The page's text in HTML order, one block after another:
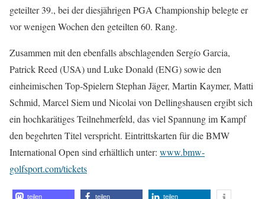
geteilter 39., bei der diesjährigen PGA Championship belegte er
vor wenigen Wochen den geteilten 60. Rang.
Zusammen mit den ebenfalls abschlagenden Sergío Garcia,
Patrick Reed (USA) und Luke Donald (ENG) sowie den
einheimischen Top-Spielern Stephan Jäger, Martin Kaymer, Matti
Schmid, Marcel Siem und Nicolai von Dellingshausen ergibt sich
ein hochkarätiges Teilnehmerfeld, das viel Spannung im Kampf
den begehrten Titel verspricht. Eintrittskarten für die BMW
International Open sind erhältlich unter: www.bmw-
golfsport.com/tickets
teilen teilen teilen